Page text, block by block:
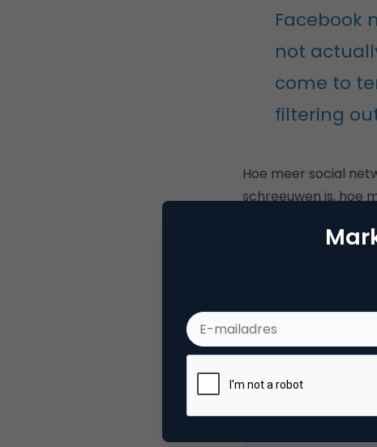
Facebook
not
come to
filtering
Hoe meer social
schreeuwen is, hoe
Editor-